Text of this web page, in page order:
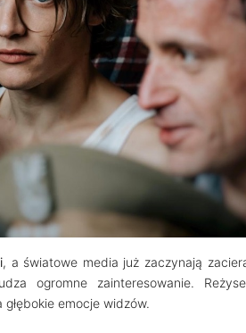
, a światowe media już zaczynają
ogromne zainteresowanie.
emocje widzów.